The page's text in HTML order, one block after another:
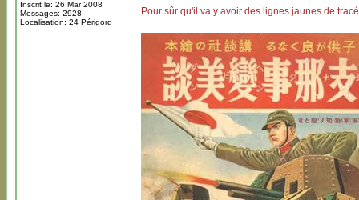
Inscrit le: 26 Mar 2008
Messages: 2928
Localisation: 24 Périgord
Pour sûr qu'il va y avoir des lignes jaunes de